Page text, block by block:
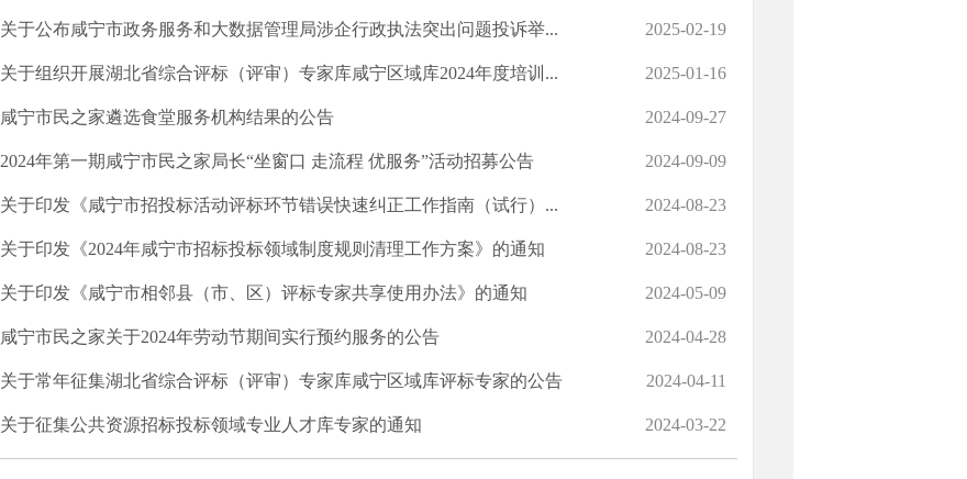
关于公布咸宁市政务服务和大数据管理局涉企行政执法突出问题投诉举... 2025-02-19
关于组织开展湖北省综合评标（评审）专家库咸宁区域库2024年度培训... 2025-01-16
咸宁市民之家遴选食堂服务机构结果的公告 2024-09-27
2024年第一期咸宁市民之家局长“坐窗口 走流程 优服务”活动招募公告 2024-09-09
关于印发《咸宁市招投标活动评标环节错误快速纠正工作指南（试行）... 2024-08-23
关于印发《2024年咸宁市招标投标领域制度规则清理工作方案》的通知 2024-08-23
关于印发《咸宁市相邻县（市、区）评标专家共享使用办法》的通知 2024-05-09
咸宁市民之家关于2024年劳动节期间实行预约服务的公告 2024-04-28
关于常年征集湖北省综合评标（评审）专家库咸宁区域库评标专家的公告 2024-04-11
关于征集公共资源招标投标领域专业人才库专家的通知 2024-03-22